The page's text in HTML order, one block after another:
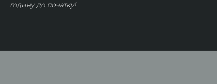
годину до початку!